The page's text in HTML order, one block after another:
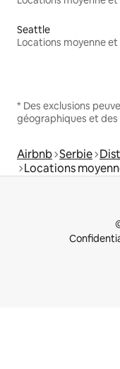
Seattle
* Des exclusions
géographiques et
Airbnb Serbie
Locations